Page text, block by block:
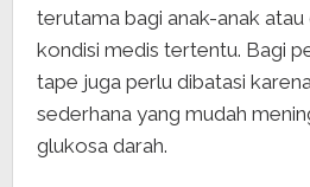
terutama bagi anak-anak
kondisi medis tertentu. Bagi
tape juga perlu dibatasi
sederhana yang mudah
glukosa darah.